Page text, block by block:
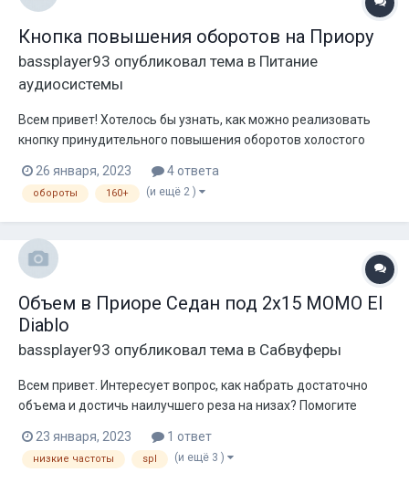
Кнопка повышения оборотов на Приору
bassplayer93 опубликовал тема в Питание
аудиосистемы
Всем привет! Хотелось бы узнать, как можно реализовать
кнопку принудительного повышения оборотов холостого
26 января, 2023 4 ответа
обороты 160+ (и ещё 2 )
Объем в Приоре Седан под 2x15 MOMO El
Diablo
bassplayer93 опубликовал тема в Сабвуферы
Всем привет. Интересует вопрос, как набрать достаточно
объема и достичь наилучшего реза на низах? Помогите
23 января, 2023 1 ответ
низкие частоты spl (и ещё 3 )